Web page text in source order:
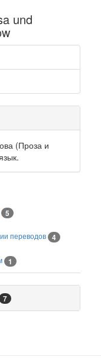
und
(Проза и
5
переводов 4
1
7